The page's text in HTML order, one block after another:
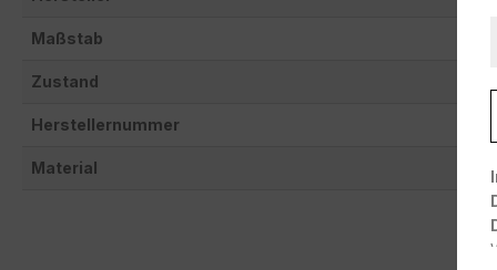
Maßstab
Zustand
Herstellernummer
Material